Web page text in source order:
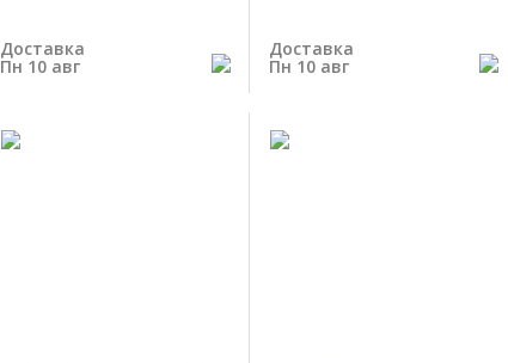
Доставка
Пн 10 авг
Доставка
Пн 10 авг